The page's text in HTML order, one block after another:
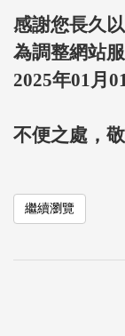
感謝您長久
為調整網站
2025年01月
不便之處，敬
繼續瀏覽